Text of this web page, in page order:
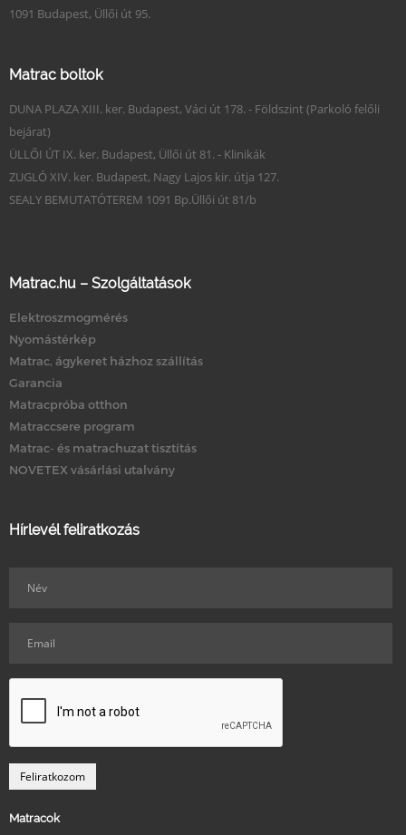
1091 Budapest, Üllői út 95.
Matrac boltok
DUNA PLAZA XIII. ker. Budapest, Váci út 178. - Földszint (Parkoló felőli
bejárat)
ÜLLŐI ÚT IX. ker. Budapest, Üllői út 81. - Klinikák
ZUGLÓ XIV. ker. Budapest, Nagy Lajos kir. útja 127.
SEALY BEMUTATÓTEREM 1091 Bp.Üllői út 81/b
Matrac.hu – Szolgáltatások
Elektroszmogmérés
Nyomástérkép
Matrac, ágykeret házhoz szállítás
Garancia
Matracpróba otthon
Matraccsere program
Matrac- és matrachuzat tisztítás
NOVETEX vásárlási utalvány
Hírlevél feliratkozás
Matracok